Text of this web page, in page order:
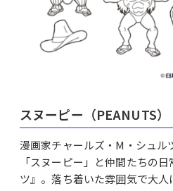
スヌーピー（PEANUTS）
漫画家チャールズ・M・シュル
「スヌーピー」と仲間たちの
ツ』。落ち着いた雰囲気で大